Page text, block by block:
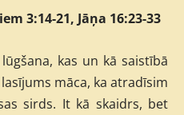
3:14-21, Jāņa 16:23-33
kas un kā saistībā
māca, ka atradīsim
sirds. It kā skaidrs, bet